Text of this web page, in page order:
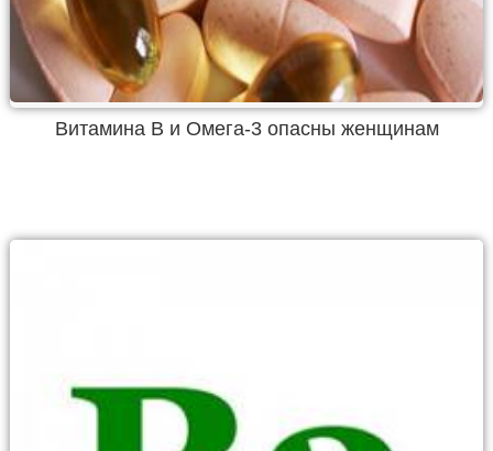
Витамина В и Омега-3 опасны женщинам